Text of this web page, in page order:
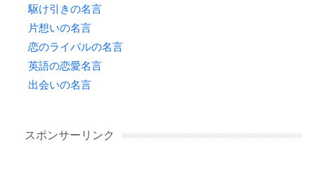
駆け引きの名言
片想いの名言
恋のライバルの名言
英語の恋愛名言
出会いの名言
スポンサーリンク